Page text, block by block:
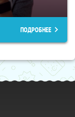
ПОДРОБНЕЕ